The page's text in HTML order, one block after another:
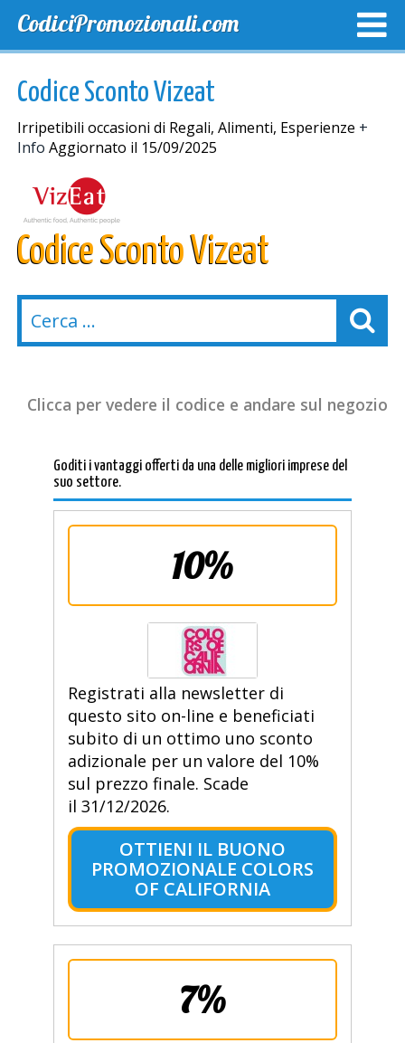
CodiciPromozionali.com
Codice Sconto Vizeat
Irripetibili occasioni di Regali, Alimenti, Esperienze +
Info Aggiornato il 15/09/2025
Codice Sconto Vizeat
Clicca per vedere il codice e andare sul negozio
Goditi i vantaggi offerti da una delle migliori imprese del
suo settore.
10%
Registrati alla newsletter di
questo sito on-line e beneficiati
subito di un ottimo uno sconto
adizionale per un valore del 10%
sul prezzo finale. Scade
il 31/12/2026.
OTTIENI IL BUONO
PROMOZIONALE COLORS
OF CALIFORNIA
7%